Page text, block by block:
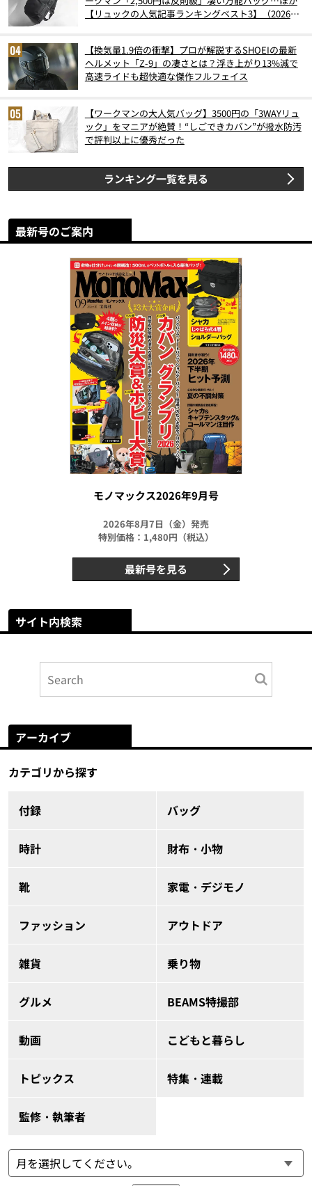
【リュックの人気記事ランキングベスト3】（2026年
【換気量1.9倍の衝撃】プロが解説するSHOEIの最新
ヘルメット「Z-9」の凄さとは？浮き上がり13%減で
高速ライドも超快適な傑作フルフェイス
【ワークマンの大人気バッグ】3500円の「3WAYリュ
ック」をマニアが絶賛！“しごできカバン”が撥水防汚
で評判以上に優秀だった
ランキング一覧を見る
最新号のご案内
モノマックス2026年9月号
2026年8月7日（金）発売
特別価格：1,480円（税込）
最新号を見る
サイト内検索
アーカイブ
カテゴリから探す
付録 バッグ
時計 財布・小物
靴 家電・デジモノ
ファッション アウトドア
雑貨 乗り物
グルメ BEAMS特撮部
動画 こどもと暮らし
トピックス 特集・連載
監修・執筆者